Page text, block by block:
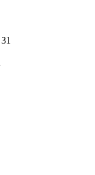
31